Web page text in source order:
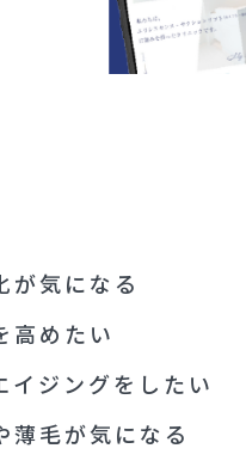
が気になる
高めたい
イジングをしたい
薄毛が気になる